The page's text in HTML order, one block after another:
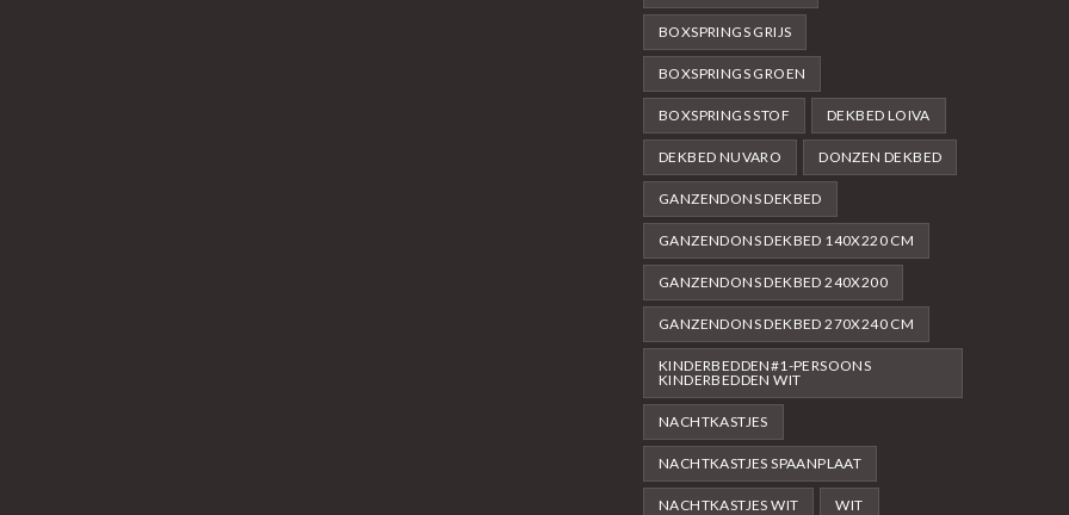
BOXSPRINGS GRIJS
BOXSPRINGS GROEN
BOXSPRINGS STOF DEKBED LOIVA
DEKBED NUVARO DONZEN DEKBED
GANZENDONS DEKBED
GANZENDONS DEKBED 140X220 CM
GANZENDONS DEKBED 240X200
GANZENDONS DEKBED 270X240 CM
KINDERBEDDEN#1-PERSOONS
KINDERBEDDEN WIT
NACHTKASTJES
NACHTKASTJES SPAANPLAAT
NACHTKASTJES WIT WIT